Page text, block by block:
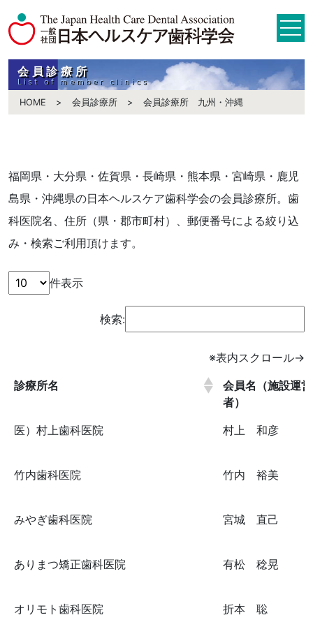
会員診療所
List of member clinics
HOME 会員診療所 会員診療所 九州・沖縄
福岡県・大分県・佐賀県・長崎県・熊本県・宮崎県・鹿児
島県・沖縄県の日本ヘルスケア歯科学会の会員診療所。歯
科医院名、住所（県・郡市町村）、郵便番号による絞り込
み・検索ご利用頂けます。
件表示
検索:
診療所名
会員名（施設運営
者）
医）村上歯科医院
村上 和彦
竹内歯科医院 竹内 裕美
みやぎ歯科医院 宮城 直己
ありまつ矯正歯科医院 有松 稔晃
オリモト歯科医院 折本 聡